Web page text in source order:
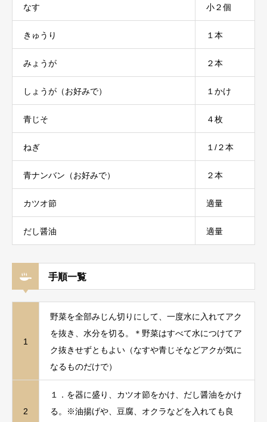
なす 小２個
きゅうり １本
みょうが ２本
しょうが（お好みで） １かけ
青じそ ４枚
ねぎ １/２本
青ナンバン（お好みで） ２本
カツオ節 適量
だし醤油 適量
手順一覧
1
野菜を全部みじん切りにして、一度水に入れてアク
を抜き、水分を切る。＊野菜はすべて水につけてア
ク抜きせずともよい（なすや青じそなどアクが気に
なるものだけで）
2
１．を器に盛り、カツオ節をかけ、だし醤油をかけ
る。※油揚げや、豆腐、オクラなどを入れても良